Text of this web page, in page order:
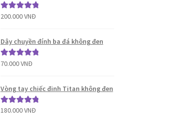
Được xếp
sao
200.000VNĐ
Dây chuyền đính ba đá không đen
Được xếp
sao
70.000VNĐ
Vòng tay chiếc đinh Titan không đen
Được xếp
180.000VNĐ